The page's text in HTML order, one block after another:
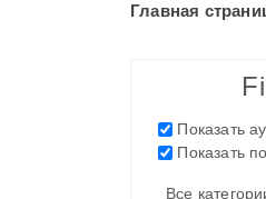
Главная
Показать
Показать
Все